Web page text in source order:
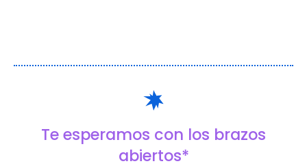
Te esperamos con los brazos
abiertos*